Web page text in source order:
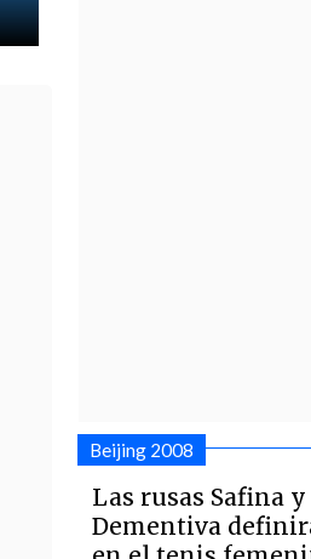
Beijing 2008
Las rusas Safina y
Dementiva